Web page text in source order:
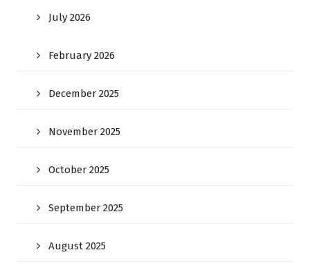
July 2026
February 2026
December 2025
November 2025
October 2025
September 2025
August 2025